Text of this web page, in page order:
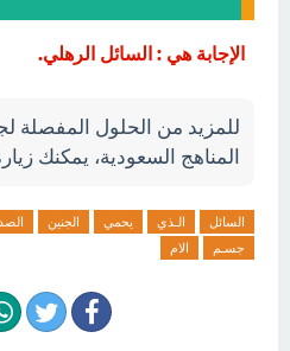
الإجابة هي : السائل الرهلي.
للمزيد من الحلول المفصلة
المناهج السعودية، يمكنك
السائل الـذي يحمي الجنين
جسـم
الام